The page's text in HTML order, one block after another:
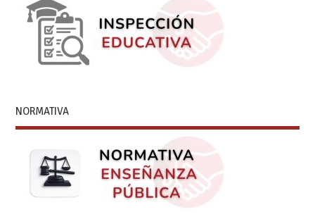
NORMATIVA